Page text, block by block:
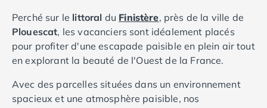
Camping Clairvaux-les-Lacs
Camping Haute-Normandie
Camping Eure
Camping Ile-de-France
Camping Seine-et-Marne
Camping Val d'Oise
Perché sur le littoral du Finistère, près de la ville de
Plouescat, les vacanciers sont idéalement placés
pour profiter d'une escapade paisible en plein air tout
en explorant la beauté de l'Ouest de la France.
Avec des parcelles situées dans un environnement
spacieux et une atmosphère paisible, nos